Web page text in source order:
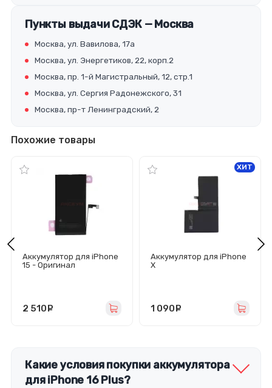
Пункты выдачи СДЭК — Москва
Москва, ул. Вавилова, 17а
Москва, ул. Энергетиков, 22, корп.2
Москва, пр. 1-й Магистральный, 12, стр.1
Москва, ул. Сергия Радонежского, 31
Москва, пр-т Ленинградский, 2
Похожие товары
Аккумулятор для iPhone
15 - Оригинал
2 510
Аккумулятор для iPhone
X
ХИТ
1 090
Какие условия покупки аккумулятора
для iPhone 16 Plus?